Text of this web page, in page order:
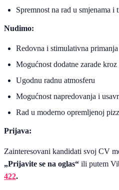
Spremnost na rad u smjenama i
Nudimo:
Redovna i stimulativna primanja
Mogućnost dodatne zarade
Ugodnu radnu atmosferu
Mogućnost napredovanja i
Rad u moderno opremljenoj
Prijava:
Zainteresovani kandidati svoj CV
„Prijavite se na oglas“ ili putem
422.